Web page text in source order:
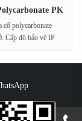
PK
cố polycarbonate
Cấp độ bảo vệ IP